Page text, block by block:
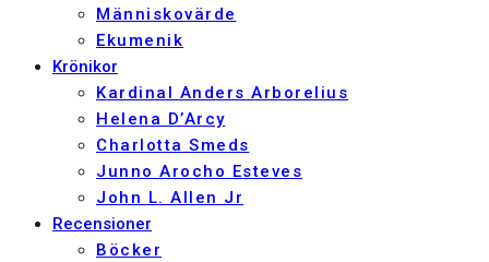
Människovärde
Ekumenik
Krönikor
Kardinal Anders Arborelius
Helena D’Arcy
Charlotta Smeds
Junno Arocho Esteves
John L. Allen Jr
Recensioner
Böcker